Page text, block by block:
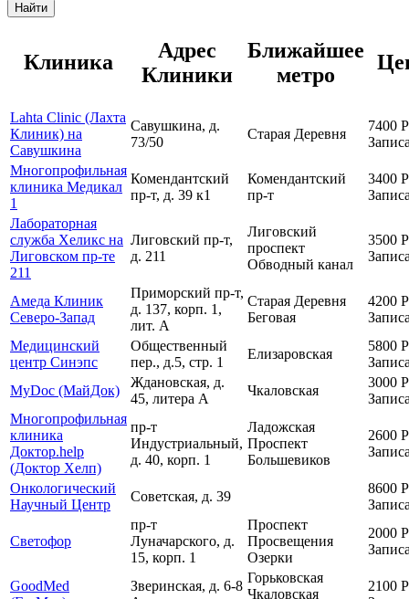
Найти
Клиника
Адрес
Клиники
Ближайшее
метро
Lahta Clinic (Лахта
Клиник) на
Савушкина
Савушкина, д.
73/50
Старая Деревня
7400
Многопрофильная
клиника Медикал
1
Комендантский
пр-т, д. 39 к1
Комендантский
пр-т
3400
Лабораторная
служба Хеликс на
Лиговском пр-те
211
Лиговский пр-т,
д. 211
Лиговский
проспект
Обводный канал
3500
Амеда Клиник
Северо-Запад
Приморский пр-т,
д. 137, корп. 1,
лит. А
Старая Деревня
Беговая
4200
Медицинский
центр Синэпс
Общественный
пер., д.5, стр. 1
Елизаровская
5800
MyDoc (МайДок)
Ждановская, д.
45, литера А
Чкаловская
3000
Многопрофильная
клиника
Доктор.help
(Доктор Хелп)
пр-т
Индустриальный,
д. 40, корп. 1
Ладожская
Проспект
Большевиков
2600
Онкологический
Научный Центр
Советская, д. 39
8600
Светофор
пр-т
Луначарского, д.
15, корп. 1
Проспект
Просвещения
Озерки
2000
GoodMed
Зверинская, д. 6-8
Горьковская
Чкаловская
2100